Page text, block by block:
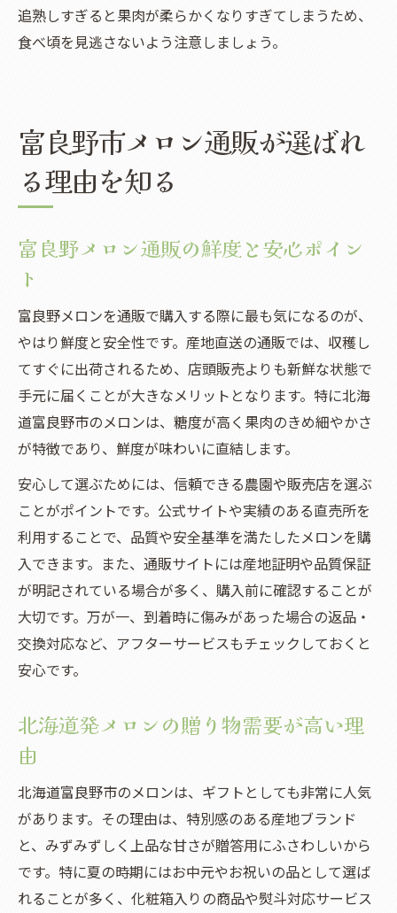
追熟しすぎると果肉が柔らかくなりすぎてしまうため、
食べ頃を見逃さないよう注意しましょう。
富良野市メロン通販が選ばれ
る理由を知る
富良野メロン通販の鮮度と安心ポイン
ト
富良野メロンを通販で購入する際に最も気になるのが、
やはり鮮度と安全性です。産地直送の通販では、収穫し
てすぐに出荷されるため、店頭販売よりも新鮮な状態で
手元に届くことが大きなメリットとなります。特に北海
道富良野市のメロンは、糖度が高く果肉のきめ細やかさ
が特徴であり、鮮度が味わいに直結します。
安心して選ぶためには、信頼できる農園や販売店を選ぶ
ことがポイントです。公式サイトや実績のある直売所を
利用することで、品質や安全基準を満たしたメロンを購
入できます。また、通販サイトには産地証明や品質保証
が明記されている場合が多く、購入前に確認することが
大切です。万が一、到着時に傷みがあった場合の返品・
交換対応など、アフターサービスもチェックしておくと
安心です。
北海道発メロンの贈り物需要が高い理
由
北海道富良野市のメロンは、ギフトとしても非常に人気
があります。その理由は、特別感のある産地ブランド
と、みずみずしく上品な甘さが贈答用にふさわしいから
です。特に夏の時期にはお中元やお祝いの品として選ば
れることが多く、化粧箱入りの商品や熨斗対応サービス